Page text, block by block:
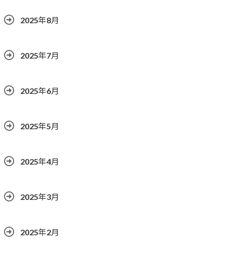
2025年8月
2025年7月
2025年6月
2025年5月
2025年4月
2025年3月
2025年2月